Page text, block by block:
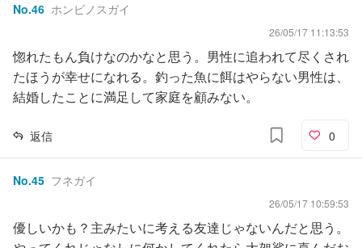
No.46 ホンビノスガイ
26/05/17 11:13:53
惚れたもん負けなのかなと思う。男性に追われて尽くされ
たほうが幸せになれる。釣った魚に餌はやらない男性は、
結婚したことに満足して家庭を顧みない。
返信 0
No.45 フネガイ
26/05/17 10:59:53
優しいかも？主みたいに考える友達じゃないんだと思う。